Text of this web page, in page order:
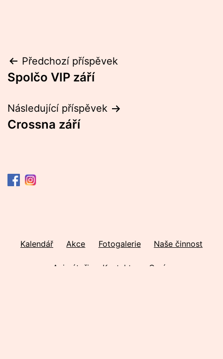
Navigace
pro
příspěvek
Předchozí příspěvek
Spolčo VIP září
Následující příspěvek
Crossna září
Kalendář Akce Fotogalerie Naše činnost
Animátoři Kontakty O nás